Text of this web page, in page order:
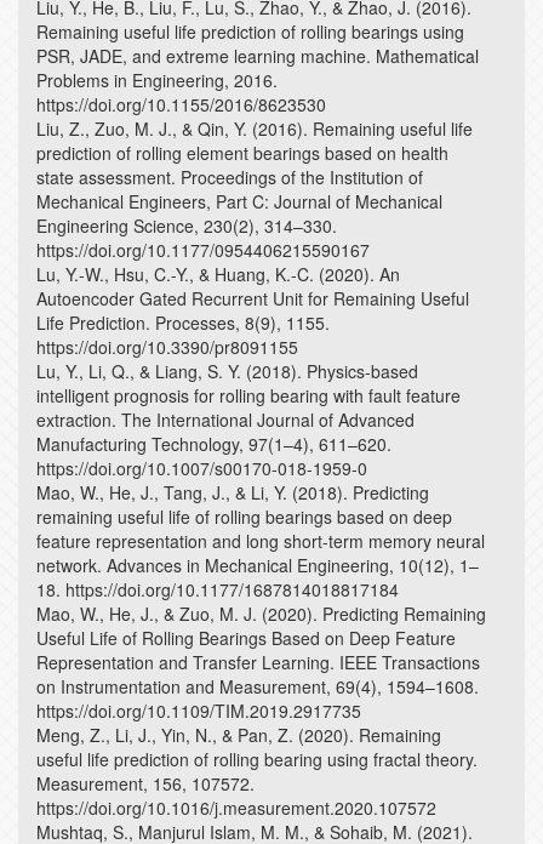
Liu, Y., He, B., Liu, F., Lu, S., Zhao, Y., & Zhao, J. (2016).
Remaining useful life prediction of rolling bearings using
PSR, JADE, and extreme learning machine. Mathematical
Problems in Engineering, 2016.
https://doi.org/10.1155/2016/8623530
Liu, Z., Zuo, M. J., & Qin, Y. (2016). Remaining useful life
prediction of rolling element bearings based on health
state assessment. Proceedings of the Institution of
Mechanical Engineers, Part C: Journal of Mechanical
Engineering Science, 230(2), 314–330.
https://doi.org/10.1177/0954406215590167
Lu, Y.-W., Hsu, C.-Y., & Huang, K.-C. (2020). An
Autoencoder Gated Recurrent Unit for Remaining Useful
Life Prediction. Processes, 8(9), 1155.
https://doi.org/10.3390/pr8091155
Lu, Y., Li, Q., & Liang, S. Y. (2018). Physics-based
intelligent prognosis for rolling bearing with fault feature
extraction. The International Journal of Advanced
Manufacturing Technology, 97(1–4), 611–620.
https://doi.org/10.1007/s00170-018-1959-0
Mao, W., He, J., Tang, J., & Li, Y. (2018). Predicting
remaining useful life of rolling bearings based on deep
feature representation and long short-term memory neural
network. Advances in Mechanical Engineering, 10(12), 1–
18. https://doi.org/10.1177/1687814018817184
Mao, W., He, J., & Zuo, M. J. (2020). Predicting Remaining
Useful Life of Rolling Bearings Based on Deep Feature
Representation and Transfer Learning. IEEE Transactions
on Instrumentation and Measurement, 69(4), 1594–1608.
https://doi.org/10.1109/TIM.2019.2917735
Meng, Z., Li, J., Yin, N., & Pan, Z. (2020). Remaining
useful life prediction of rolling bearing using fractal theory.
Measurement, 156, 107572.
https://doi.org/10.1016/j.measurement.2020.107572
Mushtaq, S., Manjurul Islam, M. M., & Sohaib, M. (2021).